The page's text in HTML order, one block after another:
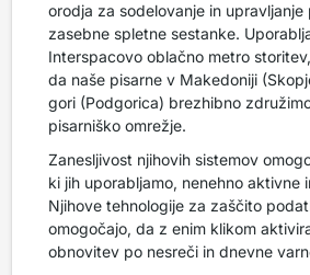
orodja za sodelovanje in
zasebne spletne sestanke.
Interspacovo oblačno metro
da naše pisarne v Makedoniji
gori (Podgorica) brezhibno
pisarniško omrežje.
Zanesljivost njihovih sistemov
ki jih uporabljamo, nenehno aktivne
Njihove tehnologije za zaščito
omogočajo, da z enim klikom
obnovitev po nesreči in dnevne